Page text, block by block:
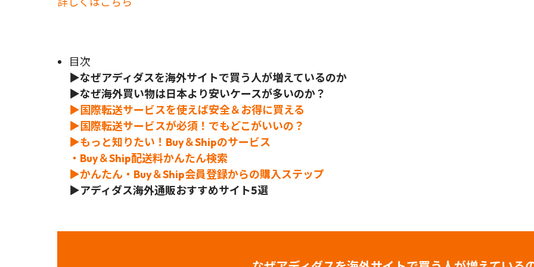
目次
▶なぜアディダスを海外サイトで買う人が増えているのか
▶なぜ海外買い物は日本より安いケースが多いのか？
▶国際転送サービスを使えば安全＆お得に買える
▶国際転送サービスが必須！でもどこがいいの？
▶もっと知りたい！Buy＆Shipのサービス
・Buy＆Ship配送料かんたん検索
▶かんたん・Buy＆Ship会員登録からの購入ステップ
▶アディダス海外通販おすすめサイト5選